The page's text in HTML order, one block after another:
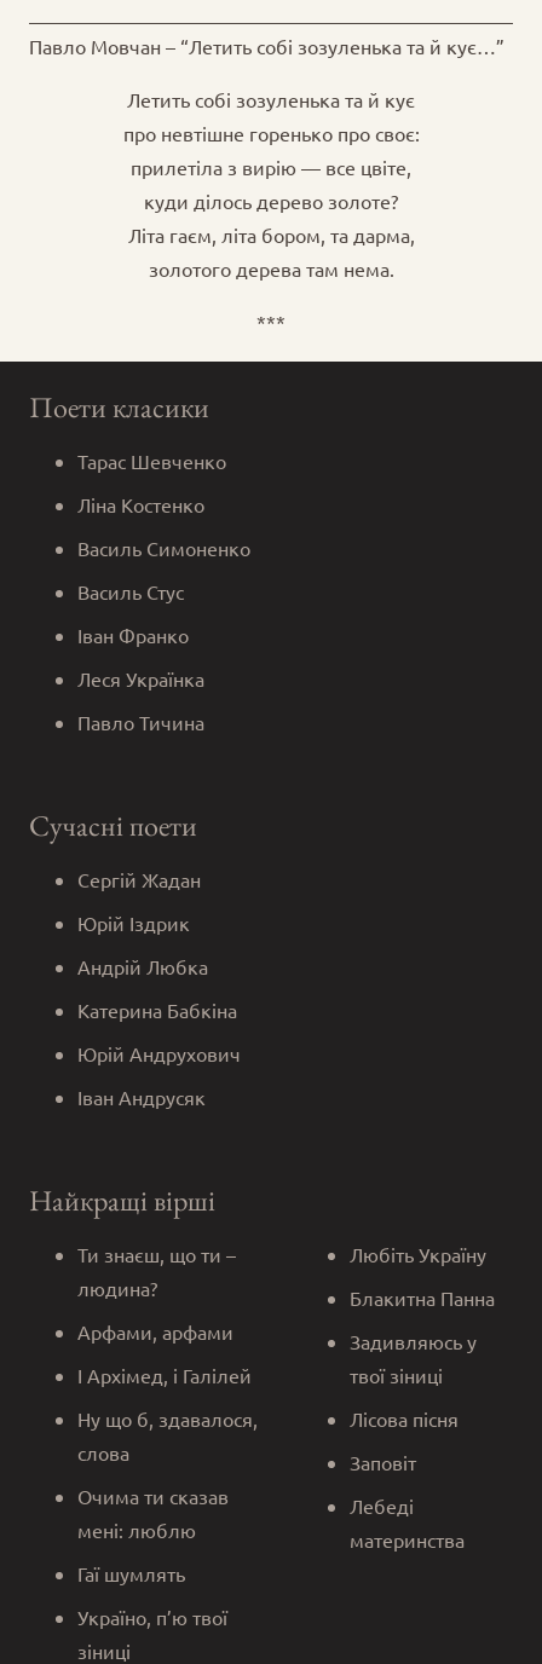
Павло Мовчан – “Летить собі зозуленька та й кує…”
Летить собі зозуленька та й кує
про невтішне горенько про своє:
прилетіла з вирію — все цвіте,
куди ділось дерево золоте?
Літа гаєм, літа бором, та дарма,
золотого дерева там нема.
***
Поети класики
Тарас Шевченко
Ліна Костенко
Василь Симоненко
Василь Стус
Іван Франко
Леся Українка
Павло Тичина
Сучасні поети
Сергій Жадан
Юрій Іздрик
Андрій Любка
Катерина Бабкіна
Юрій Андрухович
Іван Андрусяк
Найкращі вірші
Ти знаєш, що ти –
людина?
Арфами, арфами
І Архімед, і Галілей
Ну що б, здавалося,
слова
Очима ти сказав
мені: люблю
Гаї шумлять
Україно, п’ю твої
зіниці
Любіть Україну
Блакитна Панна
Задивляюсь у
твої зіниці
Лісова пісня
Заповіт
Лебеді
материнства